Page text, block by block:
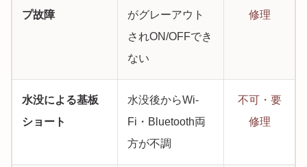
プ故障
がグレーアウト
されON/OFFでき
ない
修理
水没による基板
ショート
水没後からWi-
Fi・Bluetooth両
方が不調
不可・要
修理